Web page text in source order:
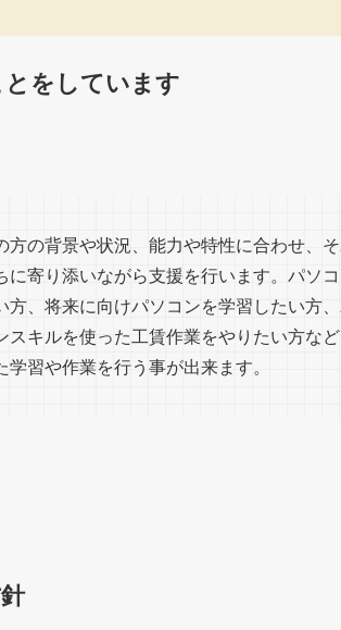
をしています
方の背景や状況、能力や特性に合わせ、
に寄り添いながら支援を行います。パソ
方、将来に向けパソコンを学習したい方
スキルを使った工賃作業をやりたい方な
学習や作業を行う事が出来ます。